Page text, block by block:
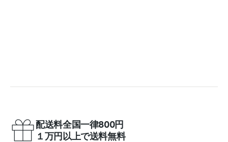
配送料全国一律800円
１万円以上で送料無料